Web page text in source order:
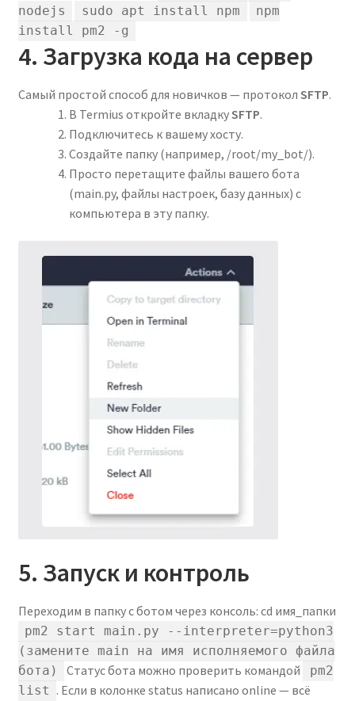
nodejs
sudo apt install npm
npm
install pm2 -g
4. Загрузка кода на сервер
Самый простой способ для новичков — протокол SFTP.
В Termius откройте вкладкуSFTP.
Подключитесь к вашему хосту.
Создайте папку (например, /root/my_bot/).
Просто перетащите файлы вашего бота
(main.py, файлы настроек, базу данных) с
компьютера в эту папку.
5. Запуск и контроль
Переходим в папку с ботом через консоль: cd имя_папки
pm2 start main.py --interpreter=python3
(замените main на имя исполняемого файла
бота)
Статус бота можно проверить командой
pm2
list . Если в колонке status написано online — всё